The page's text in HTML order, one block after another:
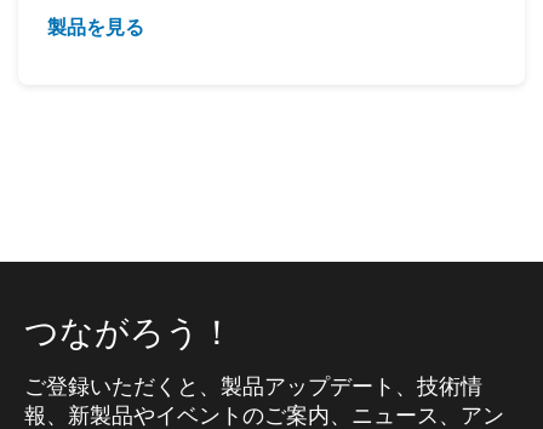
製品を見る
つながろう！
ご登録いただくと、製品アップデート、技術情
報、新製品やイベントのご案内、ニュース、アン